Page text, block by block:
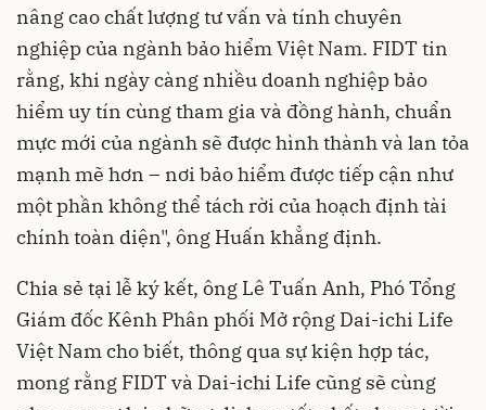
nâng cao chất lượng tư vấn và tính chuyên
nghiệp của ngành bảo hiểm Việt Nam. FIDT tin
rằng, khi ngày càng nhiều doanh nghiệp bảo
hiểm uy tín cùng tham gia và đồng hành, chuẩn
mực mới của ngành sẽ được hình thành và lan tỏa
mạnh mẽ hơn – nơi bảo hiểm được tiếp cận như
một phần không thể tách rời của hoạch định tài
chính toàn diện", ông Huấn khẳng định.
Chia sẻ tại lễ ký kết, ông Lê Tuấn Anh, Phó Tổng
Giám đốc Kênh Phân phối Mở rộng Dai-ichi Life
Việt Nam cho biết, thông qua sự kiện hợp tác,
mong rằng FIDT và Dai-ichi Life cũng sẽ cùng